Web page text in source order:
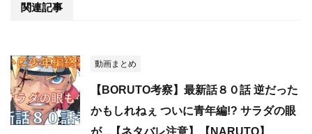
関連記事
動画まとめ
【BORUTO考察】最新話８０話 逆だった
かもしれねぇ ついに青年編!? サラダの眼
が...【ネタバレ注意】【NARUTO】